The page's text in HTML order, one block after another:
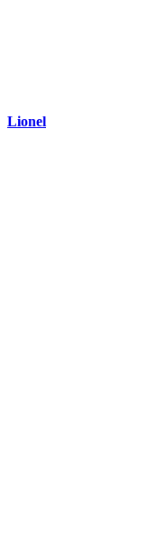
Lionel